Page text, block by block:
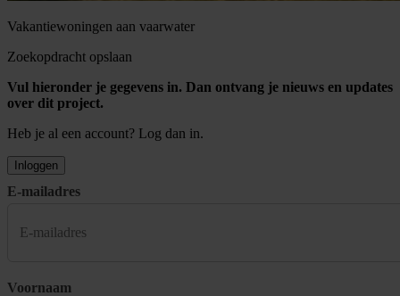
Vakantiewoningen aan vaarwater
Zoekopdracht opslaan
Vul hieronder je gegevens in. Dan ontvang je nieuws en updates
over dit project.
Heb je al een account? Log dan in.
Inloggen
E-mailadres
Voornaam